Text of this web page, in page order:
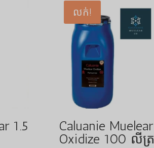
1.5
លក់!
Caluanie Muelear
Oxidize 100 លីត្រ